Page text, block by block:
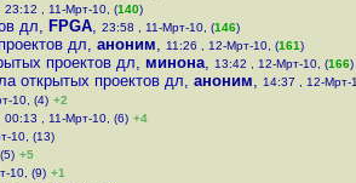
23:12 , 11-Мрт-10, (140)
дл, FPGA, 23:58 , 11-Мрт-10, (146)
дл, аноним, 11:26 , 12-Мрт-10, (161)
проектов дл, минона, 13:42 , 12-Мрт-10, (166)
открытых проектов дл, аноним, 14:37 , 12-Мрт-
10, (4) +2
00:13 , 11-Мрт-10, (6) +4
10, (13)
+5
10, (9) +1